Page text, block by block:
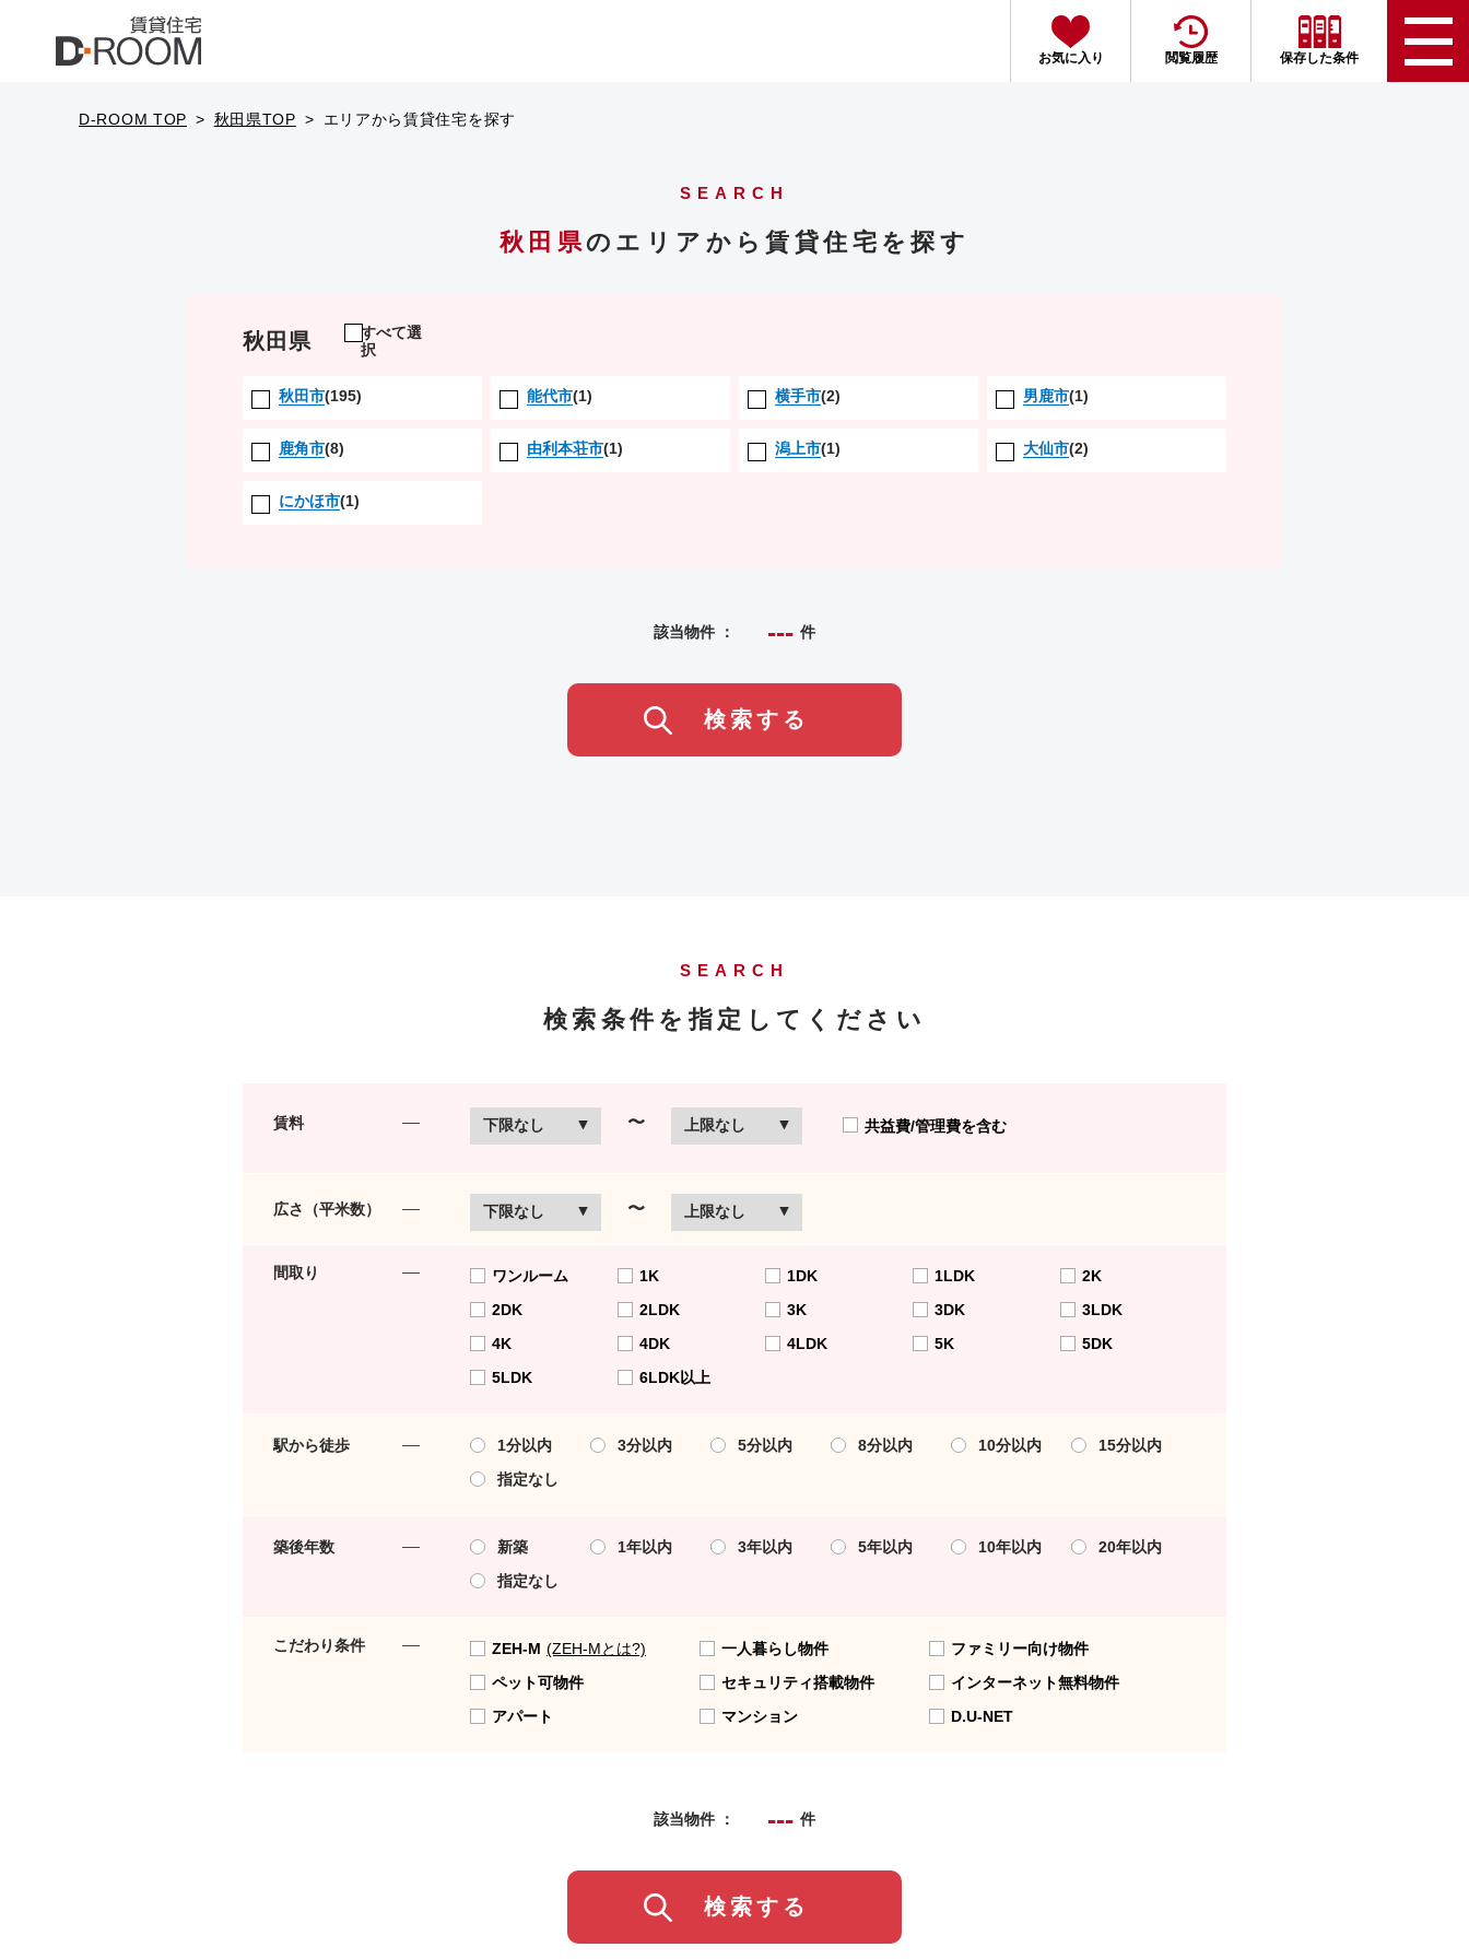
お気に入り 閲覧履歴 保存した条件
D-ROOM TOP 秋田県TOP エリアから賃貸住宅を探す
SEARCH
秋田県のエリアから賃貸住宅を探す
秋田県
すべて選
択
秋田市(195) 能代市(1) 横手市(2) 男鹿市(1)
鹿角市(8) 由利本荘市(1) 潟上市(1) 大仙市(2)
にかほ市(1)
該当物件 ： --- 件
検索する
SEARCH
検索条件を指定してください
賃料 〜 共益費/管理費を含む
広さ（平米数） 〜
間取り ワンルーム 1K 1DK 1LDK
2K
2DK
2LDK 3K 3DK
3LDK
4K
4DK 4LDK 5K
5DK
5LDK
6LDK以上
駅から徒歩 1分以内 3分以内 5分以内 8分以内 10分以内
15分以内
指定なし
築後年数 新築 1年以内 3年以内 5年以内 10年以内
20年以内
指定なし
こだわり条件 ZEH-M (ZEH-Mとは?) 一人暮らし物件
ファミリー向け物件
ペット可物件
セキュリティ搭載物件
インターネット無料物件
アパート
マンション D.U-NET
該当物件 ： --- 件
検索する